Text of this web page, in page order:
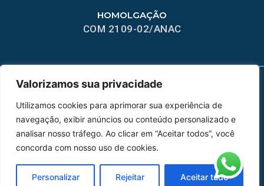
Valorizamos sua privacidade
Utilizamos cookies para aprimorar sua experiência de
navegação, exibir anúncios ou conteúdo personalizado e
analisar nosso tráfego. Ao clicar em “Aceitar todos”, você
concorda com nosso uso de cookies.
Personalizar Rejeitar Aceitar tudo
HOMOLGAÇÃO
COM 2109-02/ANAC
MAPA DO SITE
Home Sobre Nós
Catálogo de Aplicações